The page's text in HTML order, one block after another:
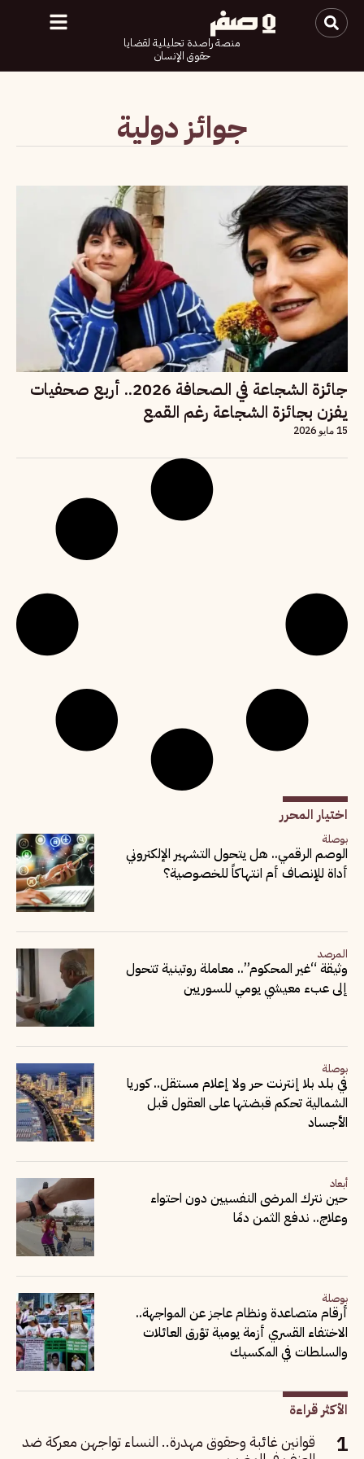
منصة راصدة تحليلية لقضايا
حقوق الإنسان
جوائز دولية
جائزة الشجاعة في الصحافة 2026.. أربع صحفيات
يفزن بجائزة الشجاعة رغم القمع
15 مايو 2026
اختيار المحرر
بوصلة
الوصم الرقمي.. هل يتحول التشهير الإلكتروني
أداة للإنصاف أم انتهاكاً للخصوصية؟
المرصد
وثيقة “غير المحكوم”.. معاملة روتينية تتحول
إلى عبء معيشي يومي للسوريين
بوصلة
في بلد بلا إنترنت حر ولا إعلام مستقل.. كوريا
الشمالية تحكم قبضتها على العقول قبل
الأجساد
أبعاد
حين نترك المرضى النفسيين دون احتواء
وعلاج.. ندفع الثمن دمًا
بوصلة
أرقام متصاعدة ونظام عاجز عن المواجهة..
الاختفاء القسري أزمة يومية تؤرق العائلات
والسلطات في المكسيك
الأكثر قراءة
قوانين غائبة وحقوق مهدرة.. النساء تواجهن معركة ضد